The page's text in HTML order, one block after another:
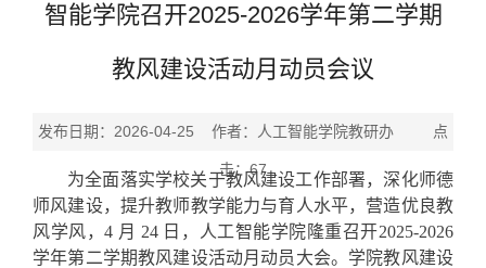
智能学院召开2025-2026学年第二学期
教风建设活动月动员会议
发布日期：2026-04-25 作者：人工智能学院教研办 点
击：67
为全面落实学校关于教风建设工作部署，深化师德
师风建设，提升教师教学能力与育人水平，营造优良教
风学风，4 月 24 日，人工智能学院隆重召开2025-2026
学年第二学期教风建设活动月动员大会。学院教风建设